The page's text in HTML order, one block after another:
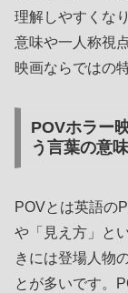
理解しやすくな
意味や一人称視
映画ならではの
POVホラー
う言葉の意味
POVとは英語の
や「見え方」と
きには登場人物
とが多いです。